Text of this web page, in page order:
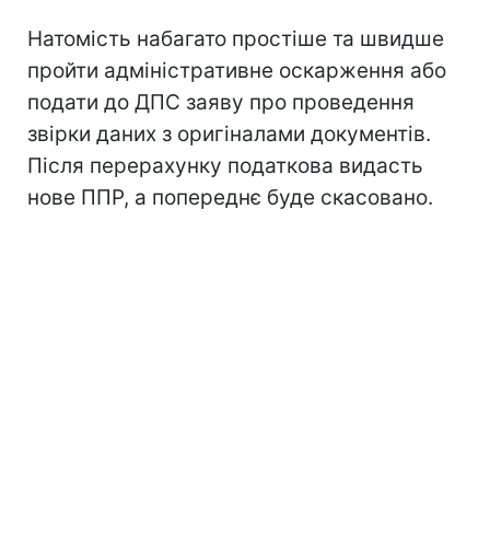
Натомість набагато простіше та швидше
пройти адміністративне оскарження або
подати до ДПС заяву про проведення
звірки даних з оригіналами документів.
Після перерахунку податкова видасть
нове ППР, а попереднє буде скасовано.